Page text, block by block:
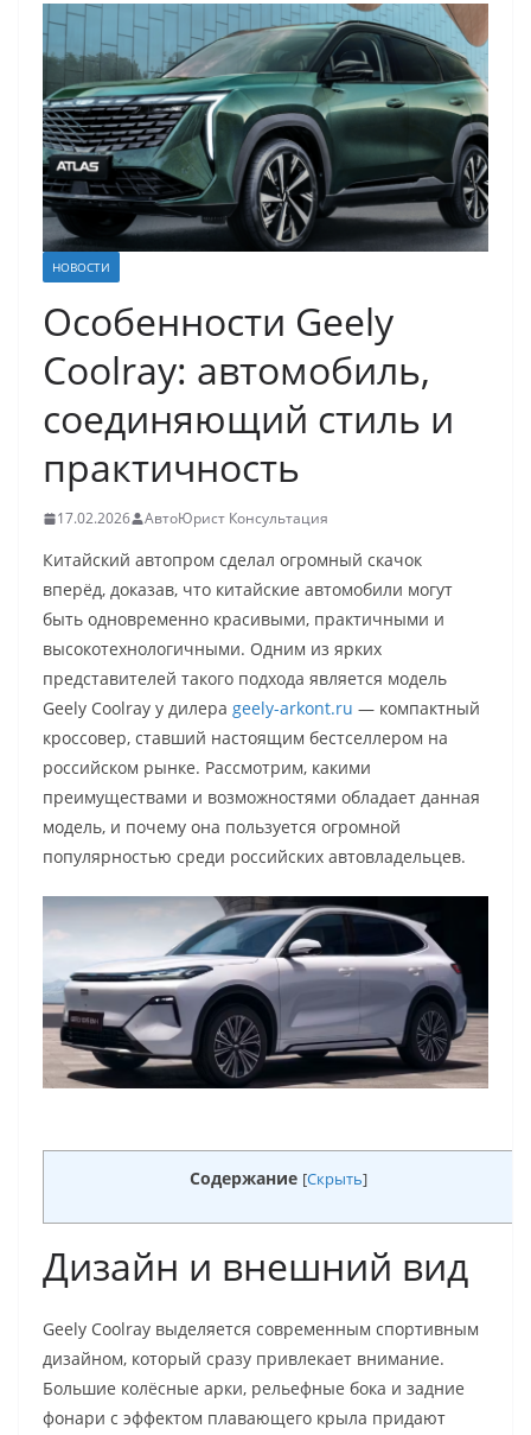
НОВОСТИ
Особенности Geely
Coolray: автомобиль,
соединяющий стиль и
практичность
17.02.2026 АвтоЮрист Консультация
Китайский автопром сделал огромный скачок
вперёд, доказав, что китайские автомобили могут
быть одновременно красивыми, практичными и
высокотехнологичными. Одним из ярких
представителей такого подхода является модель
Geely Coolray у дилера geely-arkont.ru — компактный
кроссовер, ставший настоящим бестселлером на
российском рынке. Рассмотрим, какими
преимуществами и возможностями обладает данная
модель, и почему она пользуется огромной
популярностью среди российских автовладельцев.
Содержание [Скрыть]
Дизайн и внешний вид
Geely Coolray выделяется современным спортивным
дизайном, который сразу привлекает внимание.
Большие колёсные арки, рельефные бока и задние
фонари с эффектом плавающего крыла придают